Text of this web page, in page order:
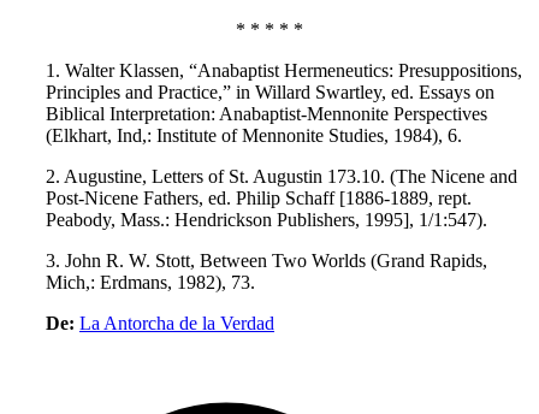
* * * * *
1. Walter Klassen, “Anabaptist Hermeneutics: Presuppositions,
Principles and Practice,” in Willard Swartley, ed. Essays on
Biblical Interpretation: Anabaptist-Mennonite Perspectives
(Elkhart, Ind,: Institute of Mennonite Studies, 1984), 6.
2. Augustine, Letters of St. Augustin 173.10. (The Nicene and
Post-Nicene Fathers, ed. Philip Schaff [1886-1889, rept.
Peabody, Mass.: Hendrickson Publishers, 1995], 1/1:547).
3. John R. W. Stott, Between Two Worlds (Grand Rapids,
Mich,: Erdmans, 1982), 73.
De: La Antorcha de la Verdad